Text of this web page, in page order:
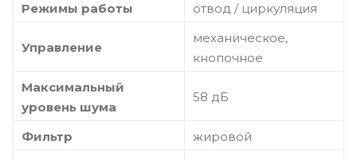
Режимы работы
отвод / циркуляция
Управление
механическое,
кнопочное
Максимальный
уровень шума
58 дБ
Фильтр
жировой